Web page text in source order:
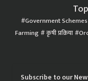
Government Schemes
Farming कृषी प्रक्रिया
Subscribe to our